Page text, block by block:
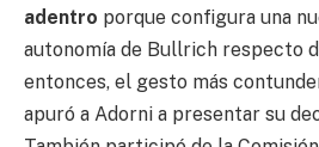
adentro porque configura una
autonomía de Bullrich respecto
entonces, el gesto más
apuró a Adorni a presentar su